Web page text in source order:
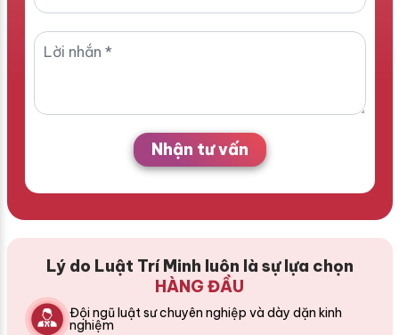
Nhận tư vấn
Lý do Luật Trí Minh luôn là sự lựa chọn
HÀNG ĐẦU
Đội ngũ luật sư chuyên nghiệp và dày dặn kinh
nghiệm